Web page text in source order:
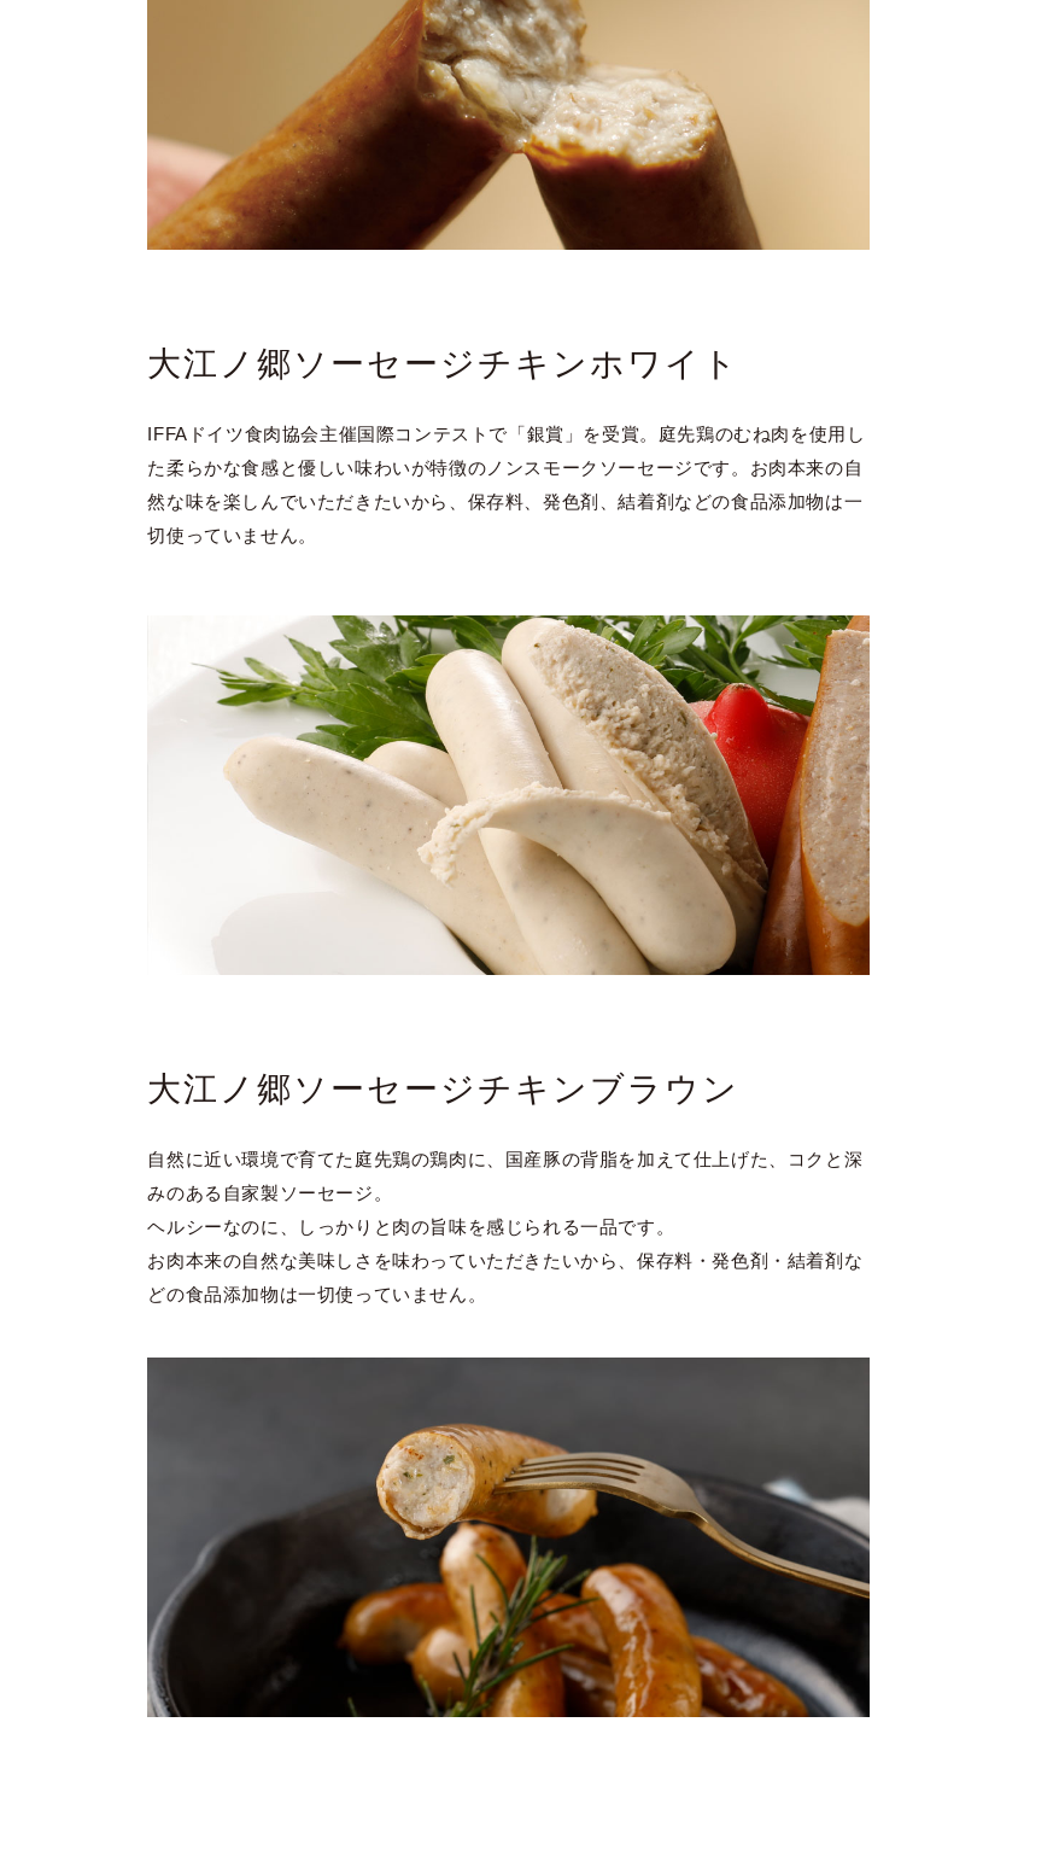
大江ノ郷ソーセージチキンホワイト
IFFAドイツ食肉協会主催国際コンテストで「銀賞」を受賞。庭先鶏のむね肉を使用し
た柔らかな食感と優しい味わいが特徴のノンスモークソーセージです。お肉本来の自
然な味を楽しんでいただきたいから、保存料、発色剤、結着剤などの食品添加物は一
切使っていません。
大江ノ郷ソーセージチキンブラウン
自然に近い環境で育てた庭先鶏の鶏肉に、国産豚の背脂を加えて仕上げた、コクと深
みのある自家製ソーセージ。
ヘルシーなのに、しっかりと肉の旨味を感じられる一品です。
お肉本来の自然な美味しさを味わっていただきたいから、保存料・発色剤・結着剤な
どの食品添加物は一切使っていません。